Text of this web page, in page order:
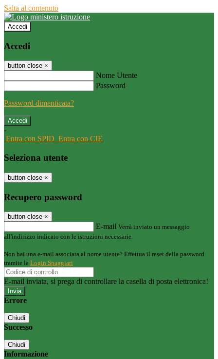
Salta al contenuto
Accedi
Accedi
button close ×
Nome Utente
Password
Password dimenticata?
-
Entra con SPID Entra con CIE
Seleziona utente
button close ×
Recupero password
button close ×
E-mail Verrà inviato un messaggio
all'indirizzo indicato con le istruzioni necessarie.
Non hai una e-mail associata al nome utente? Effettua il reset della password
tramite la Login Spaggiari
E-mail inviata, si prega di controllare la casella di posta elettronica!
Errore
Chiudi
Successo
Chiudi
Informazione